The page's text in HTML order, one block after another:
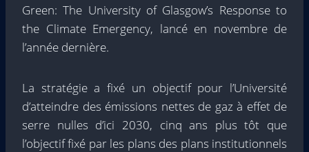
Green: The University of Glasgow’s Response to
the Climate Emergency, lancé en novembre de
l’année dernière.
La stratégie a fixé un objectif pour l’Université
d’atteindre des émissions nettes de gaz à effet de
serre nulles d’ici 2030, cinq ans plus tôt que
l’objectif fixé par les plans des plans institutionnels